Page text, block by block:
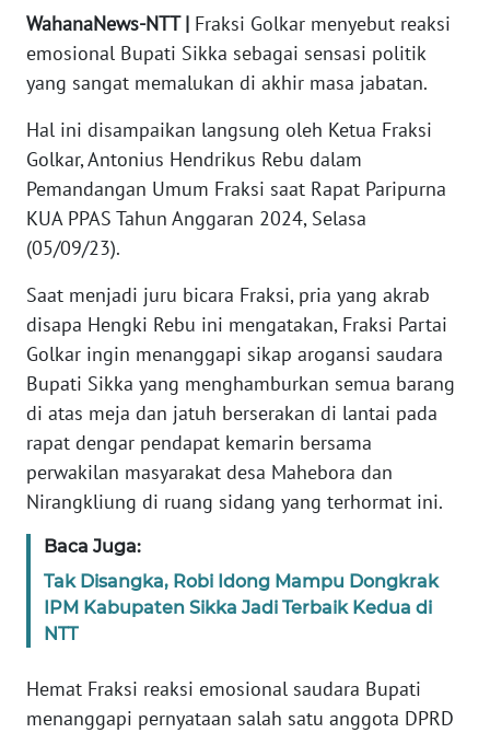
WahanaNews-NTT | Fraksi Golkar menyebut reaksi
emosional Bupati Sikka sebagai sensasi politik
yang sangat memalukan di akhir masa jabatan.
Hal ini disampaikan langsung oleh Ketua Fraksi
Golkar, Antonius Hendrikus Rebu dalam
Pemandangan Umum Fraksi saat Rapat Paripurna
KUA PPAS Tahun Anggaran 2024, Selasa
(05/09/23).
Saat menjadi juru bicara Fraksi, pria yang akrab
disapa Hengki Rebu ini mengatakan, Fraksi Partai
Golkar ingin menanggapi sikap arogansi saudara
Bupati Sikka yang menghamburkan semua barang
di atas meja dan jatuh berserakan di lantai pada
rapat dengar pendapat kemarin bersama
perwakilan masyarakat desa Mahebora dan
Nirangkliung di ruang sidang yang terhormat ini.
Baca Juga:
Tak Disangka, Robi Idong Mampu Dongkrak
IPM Kabupaten Sikka Jadi Terbaik Kedua di
NTT
Hemat Fraksi reaksi emosional saudara Bupati
menanggapi pernyataan salah satu anggota DPRD
WN
JABAR
WN
BANTEN
NTT
WN
WN
PAPUA
WN
PAPUA
BARAT
RIAU
WN
SERAMBI
WN